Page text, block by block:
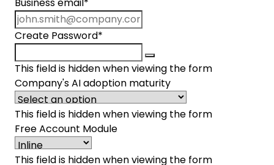
Business email *
Create Password*
This field is hidden when viewing the form
Company's AI adoption maturity
This field is hidden when viewing the form
Free Account Module
This field is hidden when viewing the form